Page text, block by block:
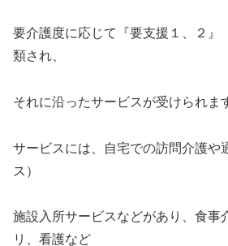
要介護度に応じて『要支援１、２』
類され、
それに沿ったサービスが受けられま
サービスには、自宅での訪問介護や
ス）
施設入所サービスなどがあり、食事
リ、看護など